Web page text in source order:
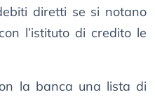
diretti se si notano
l’istituto di credito le
la banca una lista di